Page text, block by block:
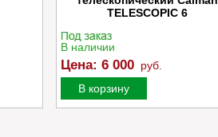
TELESCOPIC 6
В наличии
Цена: 6 000 руб.
В корзину